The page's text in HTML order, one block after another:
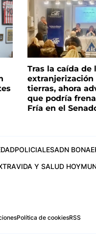
Tras la caída de
extranjerización
tierras, ahora
que podría
Fría en el
POLICIALESADN
VIDA Y SALUD HOY
Política de cookiesRSS